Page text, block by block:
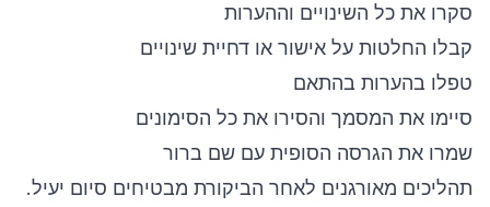
סקרו את כל השינויים וההערות
קבלו החלטות על אישור או דחיית שינויים
טפלו בהערות בהתאם
סיימו את המסמך והסירו את כל הסימונים
שמרו את הגרסה הסופית עם שם ברור
תהליכים מאורגנים לאחר הביקורת מבטיחים סיום יעיל.